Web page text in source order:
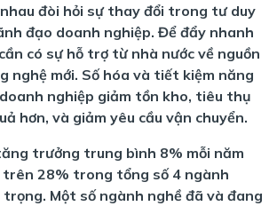
đòi hỏi sự thay đổi trong tư duy
đạo doanh nghiệp. Để đẩy nhanh
có sự hỗ trợ từ nhà nước về nguồn
nghệ mới. Số hóa và tiết kiệm năng
nghiệp giảm tồn kho, tiêu thụ
hơn, và giảm yêu cầu vận chuyển.
trưởng trung bình 8% mỗi năm
28% trong tổng số 4 ngành
Một số ngành nghề đã và đang